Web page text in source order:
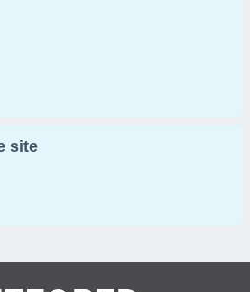
site